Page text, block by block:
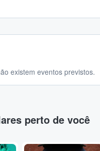
existem eventos previstos.
perto de você